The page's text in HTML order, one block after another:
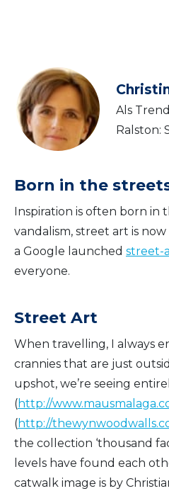
Als
Ralston:
Born in the
Inspiration is often born in
vandalism, street art is
a Google launched street-
everyone.
Street Art
When travelling, I always
crannies that are just
upshot, we’re seeing
(http://
(http://
the collection ‘thousand
levels have found each
catwalk image is by